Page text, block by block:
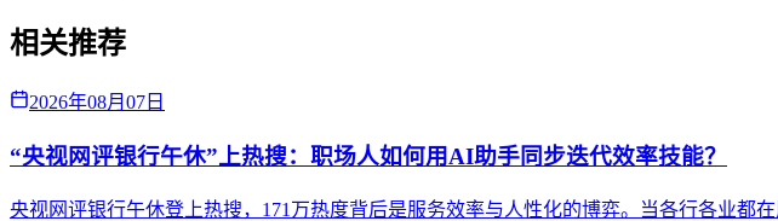
相关推荐
2026年08月07日
“央视网评银行午休”上热搜：职场人如何用AI助手同步迭代效率技能？
央视网评银行午休登上热搜，171万热度背后是服务效率与人性化的博弈。当各行各业都